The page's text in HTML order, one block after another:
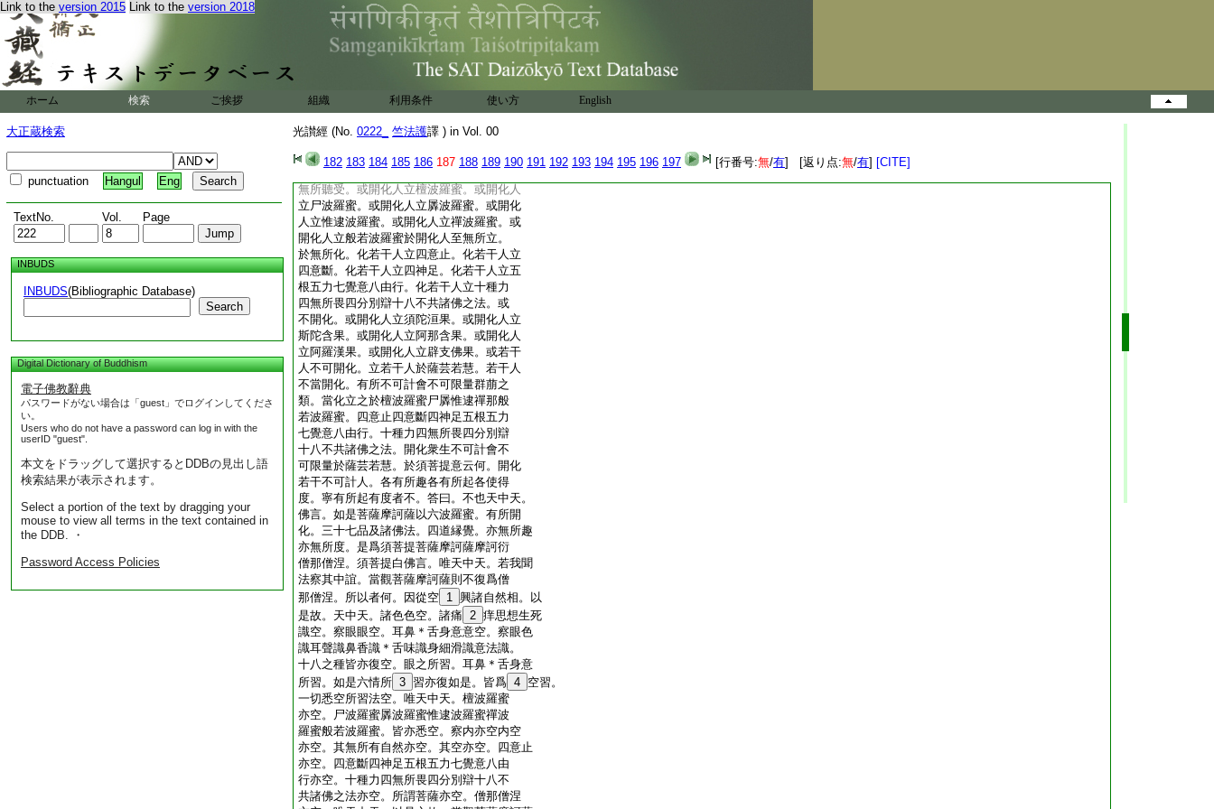
Link to the version 2015 Link to the version 2018
ホーム 検索 ご挨拶 組織 利用条件 使い方 English
大正蔵検索
punctuation Hangul Eng
TextNo. Vol. Page
INBUDS
INBUDS(Bibliographic Database)
Search
Digital Dictionary of Buddhism
電子佛教辭典
パスワードがない場合は「guest」でログインしてくださ
い。
Users who do not have a password can log in with the
userID "guest".
本文をドラッグして選択するとDDBの見出し語
検索結果が表示されます。
Select a portion of the text by dragging your
mouse to view all terms in the text contained in
the DDB. ・
Password Access Policies
光讃經 (No. 0222_ 竺法護譯 ) in Vol. 00
182 183 184 185 186 187 188 189 190 191 192 193 194 195 196 197 [行番号:無/有] [返り点:無/有] [CITE]
使衆生得聞於此六波羅蜜。終不復離六度
無極阿耨多羅三耶三菩阿惟三佛。十方一
切皆悉如是。猶如東方諸佛國土。十方一切
皆悉如是等無差特。譬如須菩提明達幻師
若慧弟子。於四大大衢化作無數不可計人。
布施持戒忍辱精進一心智慧。亦無施與。亦
無持戒。亦無忍辱。亦無精進。亦無一心。亦
那僧涅也
14 ◎
◎ 15 復次須菩提。菩薩摩訶 16 薩三 17 拔致遵崇其
無所聽受。或開化人立檀波羅蜜。或開化人
立尸波羅蜜。或開化人立羼波羅蜜。或開化
人立惟逮波羅蜜。或開化人立禪波羅蜜。或
開化人立般若波羅蜜於開化人至無所立。
於無所化。化若干人立四意止。化若干人立
四意斷。化若干人立四神足。化若干人立五
根五力七覺意八由行。化若干人立十種力
四無所畏四分別辯十八不共諸佛之法。或
不開化。或開化人立須陀洹果。或開化人立
斯陀含果。或開化人立阿那含果。或開化人
立阿羅漢果。或開化人立辟支佛果。或若干
人不可開化。立若干人於薩芸若慧。若干人
不當開化。有所不可計會不可限量群萠之
類。當化立之於檀波羅蜜尸羼惟逮禪那般
若波羅蜜。四意止四意斷四神足五根五力
七覺意八由行。十種力四無所畏四分別辯
十八不共諸佛之法。開化衆生不可計會不
可限量於薩芸若慧。於須菩提意云何。開化
若干不可計人。各有所趣各有所起各使得
度。寧有所起有度者不。答曰。不也天中天。
佛言。如是菩薩摩訶薩以六波羅蜜。有所開
化。三十七品及諸佛法。四道縁覺。亦無所趣
亦無所度。是爲須菩提菩薩摩訶薩摩訶衍
僧那僧涅。須菩提白佛言。唯天中天。若我聞
法察其中誼。當觀菩薩摩訶薩則不復爲僧
那僧涅。所以者何。因從空 1 興諸自然相。以
是故。天中天。諸色色空。諸痛 2 痒思想生死
識空。察眼眼空。耳鼻＊舌身意意空。察眼色
識耳聲識鼻香識＊舌味識身細滑識意法識。
十八之種皆亦復空。眼之所習。耳鼻＊舌身意
所習。如是六情所 3 習亦復如是。皆爲 4 空習。
一切悉空所習法空。唯天中天。檀波羅蜜
亦空。尸波羅蜜羼波羅蜜惟逮波羅蜜禪波
羅蜜般若波羅蜜。皆亦悉空。察内亦空内空
亦空。其無所有自然亦空。其空亦空。四意止
亦空。四意斷四神足五根五力七覺意八由
行亦空。十種力四無所畏四分別辯十八不
共諸佛之法亦空。所謂菩薩亦空。僧那僧涅